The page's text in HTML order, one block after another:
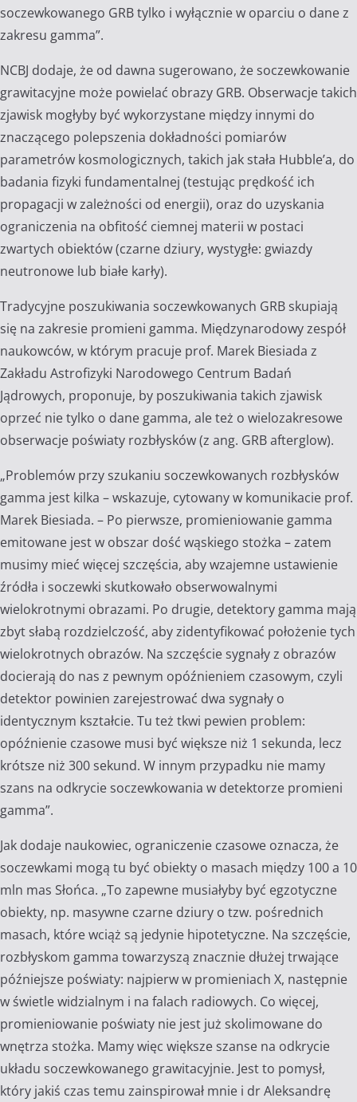
soczewkowanego GRB tylko i wyłącznie w oparciu o dane z
zakresu gamma”.
NCBJ dodaje, że od dawna sugerowano, że soczewkowanie
grawitacyjne może powielać obrazy GRB. Obserwacje takich
zjawisk mogłyby być wykorzystane między innymi do
znaczącego polepszenia dokładności pomiarów
parametrów kosmologicznych, takich jak stała Hubble’a, do
badania fizyki fundamentalnej (testując prędkość ich
propagacji w zależności od energii), oraz do uzyskania
ograniczenia na obfitość ciemnej materii w postaci
zwartych obiektów (czarne dziury, wystygłe: gwiazdy
neutronowe lub białe karły).
Tradycyjne poszukiwania soczewkowanych GRB skupiają
się na zakresie promieni gamma. Międzynarodowy zespół
naukowców, w którym pracuje prof. Marek Biesiada z
Zakładu Astrofizyki Narodowego Centrum Badań
Jądrowych, proponuje, by poszukiwania takich zjawisk
oprzeć nie tylko o dane gamma, ale też o wielozakresowe
obserwacje poświaty rozbłysków (z ang. GRB afterglow).
„Problemów przy szukaniu soczewkowanych rozbłysków
gamma jest kilka – wskazuje, cytowany w komunikacie prof.
Marek Biesiada. – Po pierwsze, promieniowanie gamma
emitowane jest w obszar dość wąskiego stożka – zatem
musimy mieć więcej szczęścia, aby wzajemne ustawienie
źródła i soczewki skutkowało obserwowalnymi
wielokrotnymi obrazami. Po drugie, detektory gamma mają
zbyt słabą rozdzielczość, aby zidentyfikować położenie tych
wielokrotnych obrazów. Na szczęście sygnały z obrazów
docierają do nas z pewnym opóźnieniem czasowym, czyli
detektor powinien zarejestrować dwa sygnały o
identycznym kształcie. Tu też tkwi pewien problem:
opóźnienie czasowe musi być większe niż 1 sekunda, lecz
krótsze niż 300 sekund. W innym przypadku nie mamy
szans na odkrycie soczewkowania w detektorze promieni
gamma”.
Jak dodaje naukowiec, ograniczenie czasowe oznacza, że
soczewkami mogą tu być obiekty o masach między 100 a 10
mln mas Słońca. „To zapewne musiałyby być egzotyczne
obiekty, np. masywne czarne dziury o tzw. pośrednich
masach, które wciąż są jedynie hipotetyczne. Na szczęście,
rozbłyskom gamma towarzyszą znacznie dłużej trwające
późniejsze poświaty: najpierw w promieniach X, następnie
w świetle widzialnym i na falach radiowych. Co więcej,
promieniowanie poświaty nie jest już skolimowane do
wnętrza stożka. Mamy więc większe szanse na odkrycie
układu soczewkowanego grawitacyjnie. Jest to pomysł,
który jakiś czas temu zainspirował mnie i dr Aleksandrę